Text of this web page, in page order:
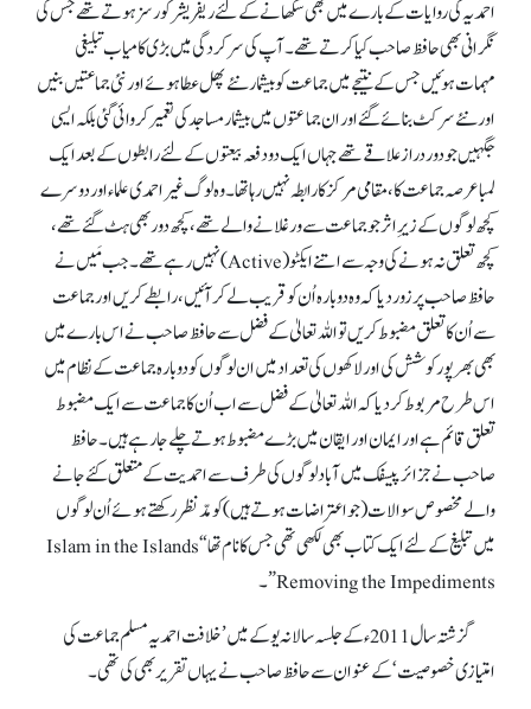
احمدیہ کی روایات کے بارے میں بھی سکھانے کے لئے ریفریشر کورسز ہوتے تھے جس کی
نگرانی بھی حافظ صاحب کیا کرتے تھے۔ آپ کی سرکردگی میں بڑی کامیاب تبلیغی
مہمات ہوئیں جس کے نتیجے میں جماعت کو بیشمار نئے پھل عطا ہوئے اور نئی جماعتیں بنیں
اور نئے سرکٹ بنائے گئے اور ان جماعتوں میں بیشمار مساجد کی تعمیر کروائی گئی بلکہ ایسی
جگہیں جو دور دراز علاقے تھے جہاں ایک دو دفعہ بیعتوں کے لئے رابطوں کے بعد ایک
لمبا عرصہ جماعت کا، مقامی مرکز کا رابطہ نہیں رہا تھا۔ وہ لوگ غیر احمدی علماء اور دوسرے
کچھ لوگوں کے زیرِ اثرجو جماعت سے ورغلانے والے تھے، کچھ دور بھی ہٹ گئے تھے،
کچھ تعلق نہ ہونے کی وجہ سے اتنے ایکٹو (Active)نہیں رہے تھے۔ جب مَیں نے
حافظ صاحب پر زور دیا کہ وہ دوبارہ اُن کوقریب لے کر آئیں، رابطے کریں اور جماعت
سے اُن کا تعلق مضبوط کریں تو اللہ تعالیٰ کے فضل سے حافظ صاحب نے اس بارے میں
بھی بھر پور کوشش کی اور لاکھوں کی تعداد میں ان لوگوں کو دوبارہ جماعت کے نظام میں
اس طرح مربوط کر دیا کہ اللہ تعالیٰ کے فضل سے اب اُن کا جماعت سے ایک مضبوط
تعلق قائم ہے اور ایمان اور ایقان میں بڑے مضبوط ہوتے چلے جا رہے ہیں۔ حافظ
صاحب نے جزائر پیسفک میں آباد لوگوں کی طرف سے احمدیت کے متعلق کئے جانے
والے مخصوص سوالات(جو اعتراضات ہوتے ہیں ) کو مدّنظر رکھتے ہوئے اُن لوگوں
میں تبلیغ کے لئے ایک کتاب بھی لکھی تھی جس کا نام تھا “Islam in the Islands
Removing the Impediments”۔
گزشتہ سال 2011ء کے جلسہ سالانہ یوکے میں ’خلافت احمدیہ مسلم جماعت کی
امتیازی خصوصیت‘ کے عنوان سے حافظ صاحب نے یہاں تقریر بھی کی تھی۔